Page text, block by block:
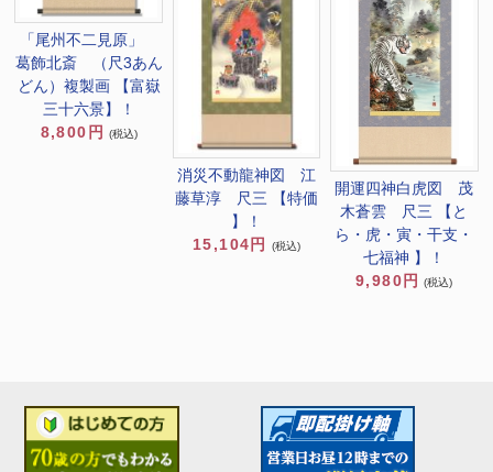
「尾州不二見原」
葛飾北斎 （尺3あん
どん）複製画 【富嶽
三十六景】！
8,800円
(税込)
消災不動龍神図 江
藤草淳 尺三 【特価
】！
15,104円
(税込)
開運四神白虎図 茂
木蒼雲 尺三 【と
ら・虎・寅・干支・
七福神 】！
9,980円
(税込)